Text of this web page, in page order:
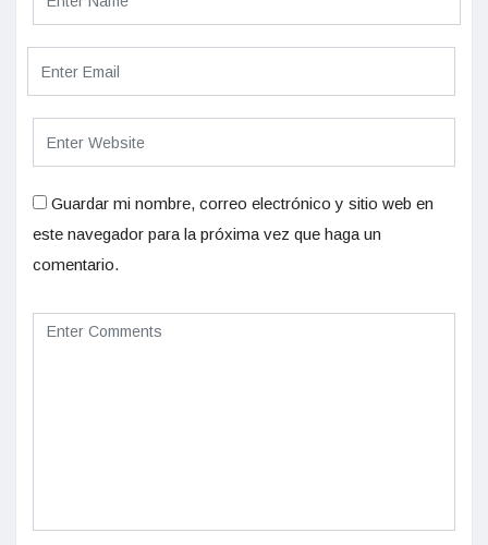
Guardar mi nombre, correo electrónico y sitio web en
este navegador para la próxima vez que haga un
comentario.